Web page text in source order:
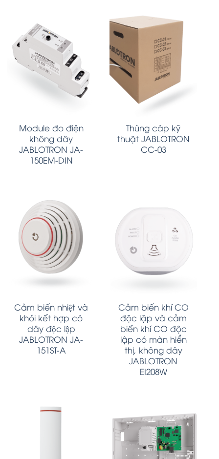
Module đo điện
không dây
JABLOTRON JA-
150EM-DIN
Thùng cáp kỹ
thuật JABLOTRON
CC-03
Cảm biến nhiệt và
khói kết hợp có
dây độc lập
JABLOTRON JA-
151ST-A
Cảm biến khí CO
độc lập và cảm
biến khí CO độc
lập có màn hiển
thị, không dây
JABLOTRON
EI208W